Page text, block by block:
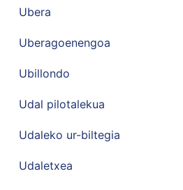
Ubera
Uberagoenengoa
Ubillondo
Udal pilotalekua
Udaleko ur-biltegia
Udaletxea